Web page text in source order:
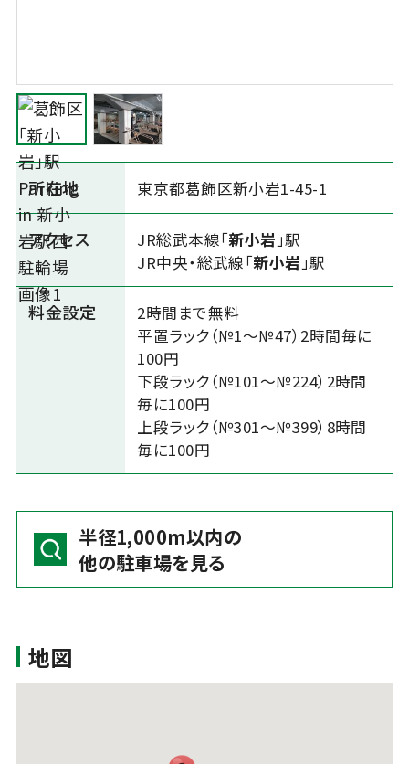
所在地 東京都葛飾区新小岩1-45-1
アクセス JR総武本線「新小岩」駅
JR中央・総武線「新小岩」駅
料金設定
2時間まで無料
平置ラック（№1～№47）2時間毎に
100円
下段ラック（№101～№224）2時間
毎に100円
上段ラック（№301～№399）8時間
毎に100円
半径1,000m以内の
他の駐車場を見る
地図